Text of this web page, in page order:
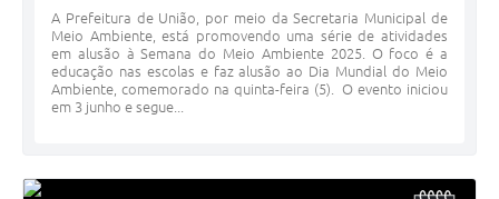
A Prefeitura de União, por meio da Secretaria Municipal de
Meio Ambiente, está promovendo uma série de atividades
em alusão à Semana do Meio Ambiente 2025. O foco é a
educação nas escolas e faz alusão ao Dia Mundial do Meio
Ambiente, comemorado na quinta-feira (5). O evento iniciou
em 3 junho e segue...